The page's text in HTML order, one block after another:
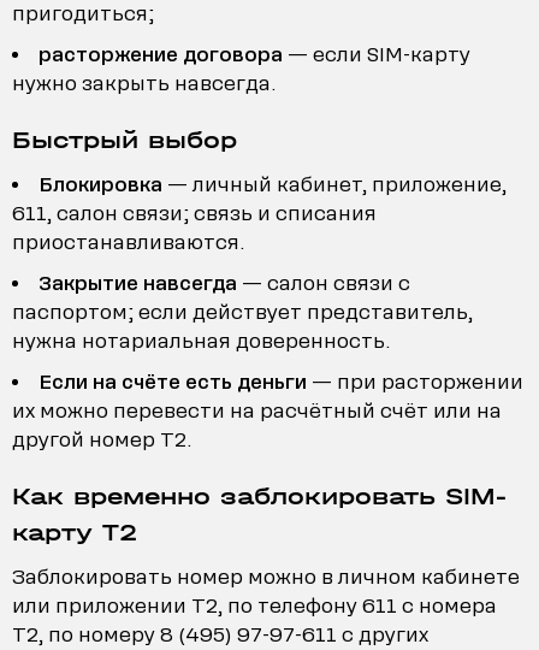
пригодиться;
расторжение договора — если SIM-карту
нужно закрыть навсегда.
Быстрый выбор
Блокировка — личный кабинет, приложение,
611, салон связи; связь и списания
приостанавливаются.
Закрытие навсегда — салон связи с
паспортом; если действует представитель,
нужна нотариальная доверенность.
Если на счёте есть деньги — при расторжении
их можно перевести на расчётный счёт или на
другой номер T2.
Как временно заблокировать SIM-
карту T2
Заблокировать номер можно в личном кабинете
или приложении T2, по телефону 611 с номера
T2, по номеру 8 (495) 97-97-611 с других